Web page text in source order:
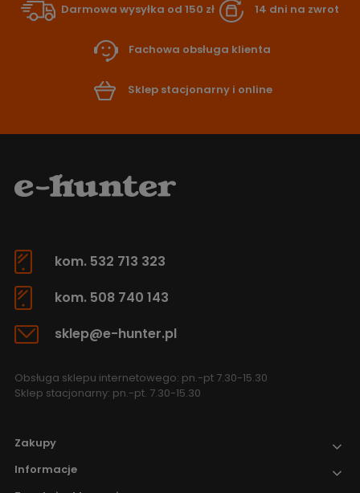
Darmowa wysyłka od 150 zł 14 dni na zwrot
Fachowa obsługa klienta
Sklep stacjonarny i online
kom. 532 713 323
kom. 508 740 143
sklep@e-hunter.pl
Obsługa sklepu internetowego: pn.-pt 7.30-15.30
Sklep stacjonarny: pn.-pt. 7.30-15.30
Zakupy
Informacje